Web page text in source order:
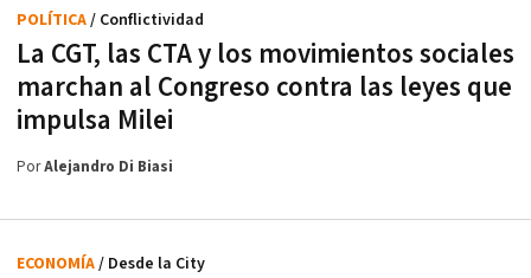
La CGT, las CTA y los movimientos sociales
marchan al Congreso contra las leyes que
impulsa Milei
POLÍTICA/ Conflictividad
PorAlejandro Di Biasi
ECONOMÍA/ Desde la City